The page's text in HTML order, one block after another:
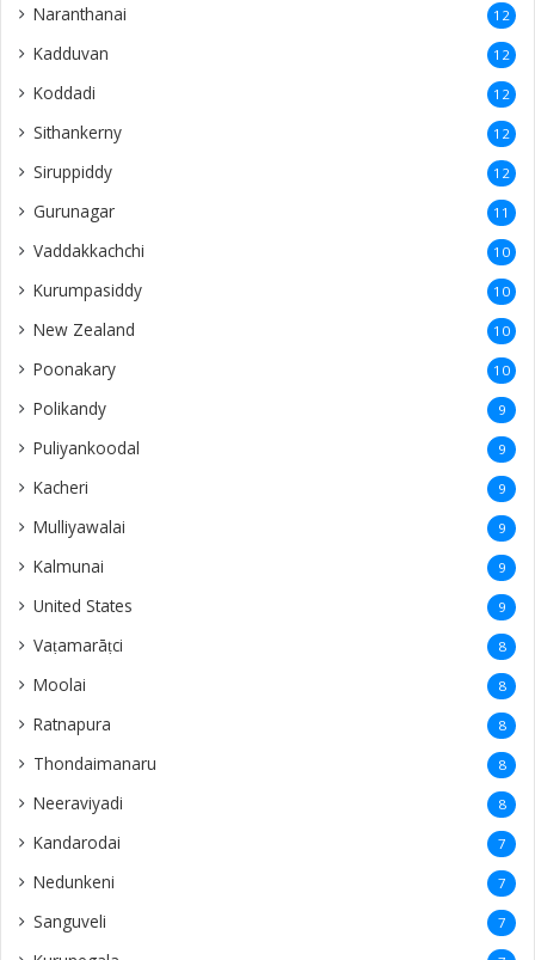
Naranthanai 12
Kadduvan 12
Koddadi 12
Sithankerny 12
Siruppiddy 12
Gurunagar 11
Vaddakkachchi 10
Kurumpasiddy 10
New Zealand 10
Poonakary 10
Polikandy 9
Puliyankoodal 9
Kacheri 9
Mulliyawalai 9
Kalmunai 9
United States 9
Vaṭamarāṭci 8
Moolai 8
Ratnapura 8
Thondaimanaru 8
Neeraviyadi 8
Kandarodai 7
Nedunkeni 7
Sanguveli 7